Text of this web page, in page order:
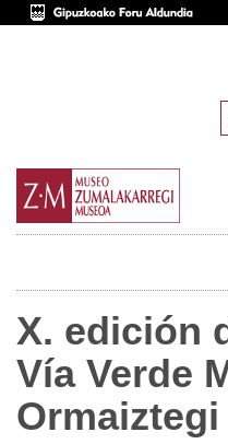
X. edición
Vía Verde
Ormaiztegi